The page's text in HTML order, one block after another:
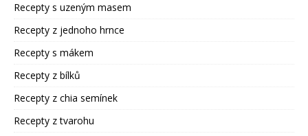
Recepty s uzeným masem
Recepty z jednoho hrnce
Recepty s mákem
Recepty z bílků
Recepty z chia semínek
Recepty z tvarohu